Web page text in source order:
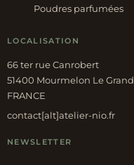
Poudres parfumées
LOCALISATION
66 ter rue Canrobert
51400 Mourmelon Le Grand
FRANCE
contact[alt]atelier-nio.fr
NEWSLETTER